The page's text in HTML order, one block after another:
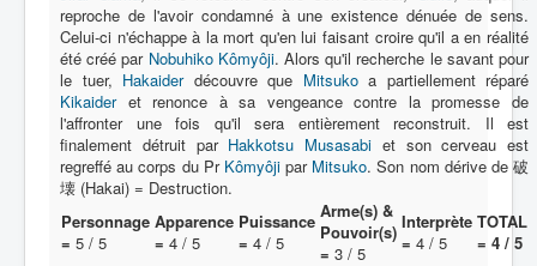
[]
Tous
Leader
Général
Soldat
reproche de l'avoir condamné à une existence dénuée de sens.
Celui-ci n'échappe à la mort qu'en lui faisant croire qu'il a en réalité
été créé par Nobuhiko Kômyôji. Alors qu'il recherche le savant pour
le tuer, Hakaiderdécouvre que Mitsukoa partiellement réparé
Kikaideret renonce à sa vengeance contre la promesse de
l'affronter une fois qu'il sera entièrement reconstruit. Il est
finalement détruit par Hakkotsu Musasabi et son cerveau est
regreffé au corps du Pr Kômyôjipar Mitsuko. Son nom dérive de 破
壊 (Hakai) = Destruction.
Personnage
= 5 / 5
Apparence
= 4 / 5
Puissance
= 4 / 5
Arme(s) &
Pouvoir(s)
= 3 / 5
Interprète
= 4 / 5
TOTAL
= 4 / 5